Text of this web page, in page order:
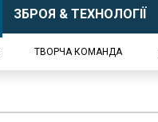
ЗБРОЯ & ТЕХНОЛОГІЇ
ТВОРЧА КОМАНДА